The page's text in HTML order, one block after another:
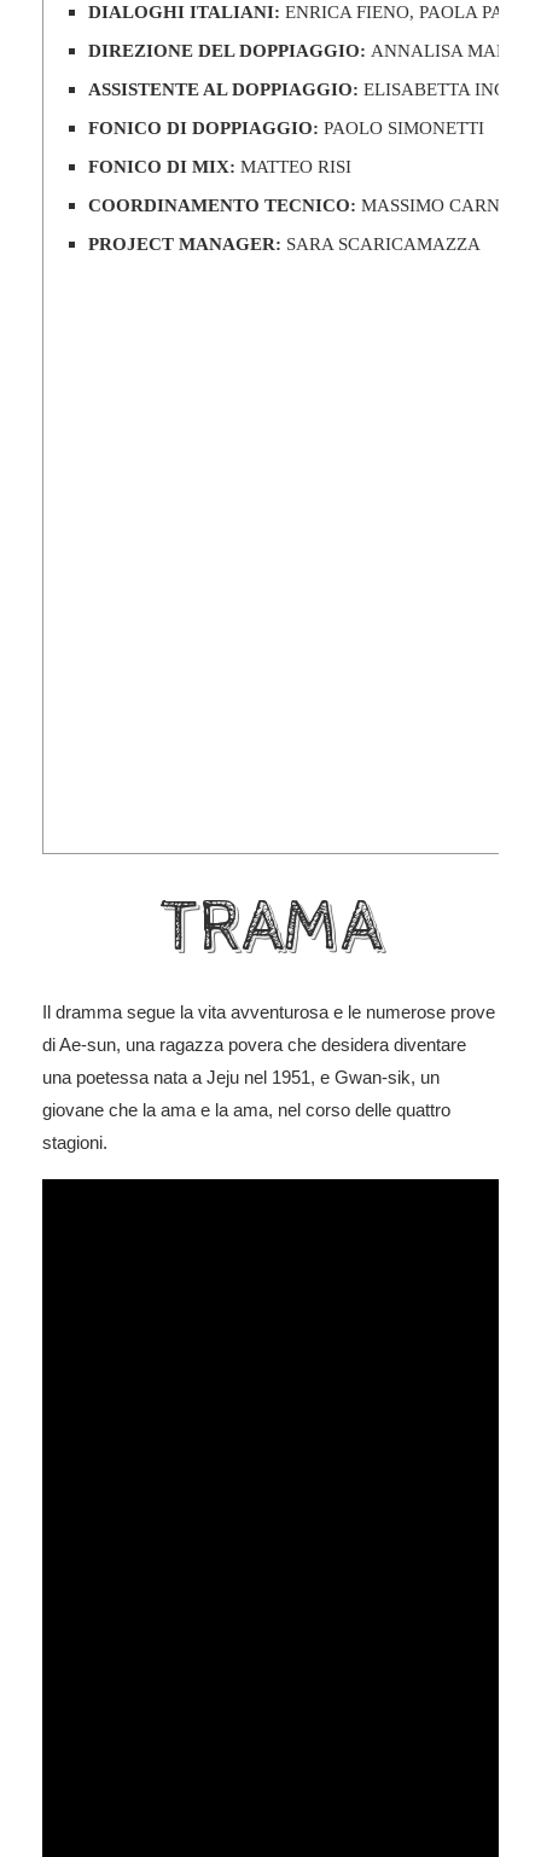
DIALOGHI ITALIANI: ENRICA FIENO, PAOLA
DIREZIONE DEL DOPPIAGGIO: ANNALISA
ASSISTENTE AL DOPPIAGGIO: ELISABETTA INGINO
FONICO DI DOPPIAGGIO: PAOLO SIMONETTI
FONICO DI MIX: MATTEO RISI
COORDINAMENTO TECNICO: MASSIMO
PROJECT MANAGER: SARA SCARICAMAZZA
TRAMA
Il dramma segue la vita avventurosa e le numerose prove
di Ae-sun, una ragazza povera che desidera diventare
una poetessa nata a Jeju nel 1951, e Gwan-sik, un
giovane che la ama e la ama, nel corso delle quattro
stagioni.